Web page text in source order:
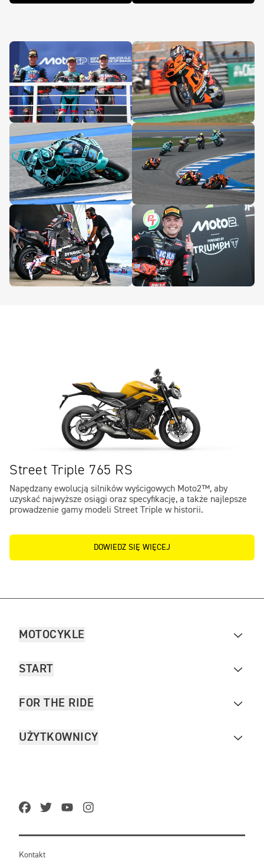
Street Triple 765 RS
Napędzany ewolucją silników wyścigowych Moto2™, aby
uzyskać najwyższe osiągi oraz specyfikację, a także najlepsze
prowadzenie gamy modeli Street Triple w historii.
DOWIEDZ SIĘ WIĘCEJ
MOTOCYKLE
START
FOR THE RIDE
UŻYTKOWNICY
Kontakt